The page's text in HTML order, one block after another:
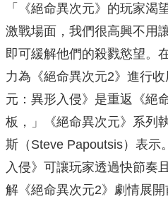
「《絕命異次元》的玩家渴
激戰場面，我們很高興不用
即可緩解他們的殺戮慾望。
力為《絕命異次元2》進行
元：異形入侵》是重返《絕
板，」《絕命異次元》系列
斯（Steve Papoutsis）表示
入侵》可讓玩家透過快節奏
解《絕命異次元2》劇情展